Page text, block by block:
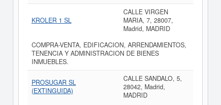
KROLER 1 SL
CALLE VIRGEN
MARIA, 7, 28007,
Madrid, MADRID
COMPRA-VENTA, EDIFICACION, ARRENDAMIENTOS,
TENENCIA Y ADMINISTRACION DE BIENES
INMUEBLES.
PROSUGAR SL
(EXTINGUIDA)
CALLE SANDALO, 5,
28042, Madrid,
MADRID